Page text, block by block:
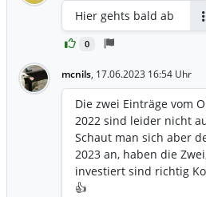
0
Hier gehts bald ab
mcnils, 17.06.2023 16:54 Uhr
Die zwei Einträge vom
2022 sind leider nicht
Schaut man sich aber
2023 an, haben die
investiert sind richtig
👍